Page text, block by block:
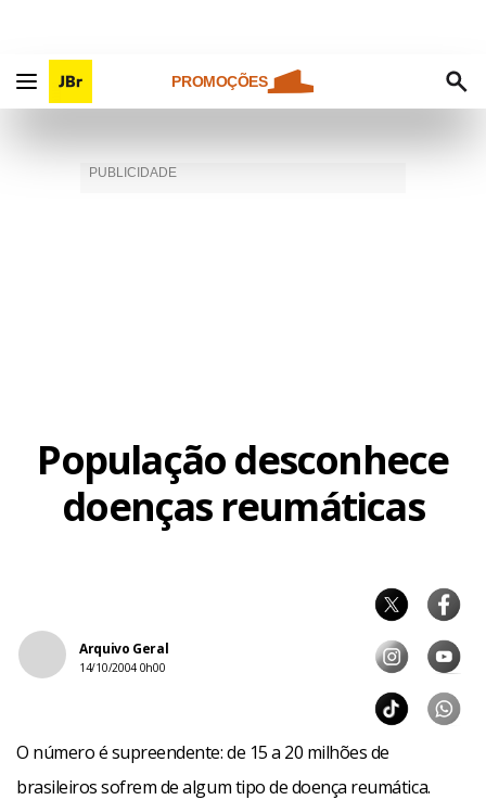
PROMOÇÕES
População desconhece
doenças reumáticas
Arquivo Geral
14/10/2004 0h00
O número é supreendente: de 15 a 20 milhões de
brasileiros sofrem de algum tipo de doença reumática.